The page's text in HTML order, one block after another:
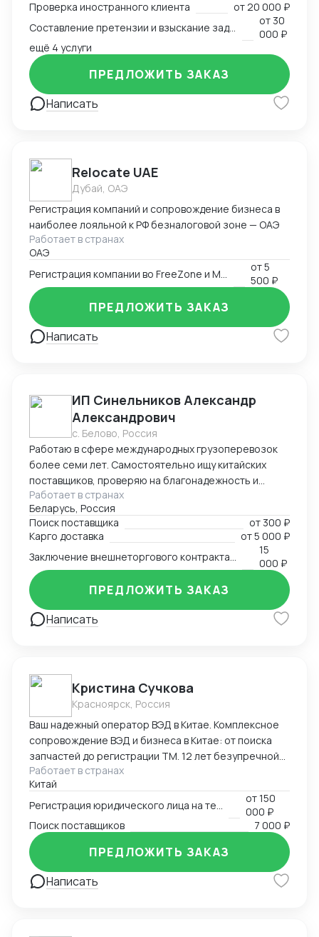
Казахстан).
Проверка иностранного клиента от20 000 ₽
от 30
000 ₽
ещё 4 услуги
Написать
ПРЕДЛОЖИТЬ ЗАКАЗ
Relocate UAE
Дубай, ОАЭ
Регистрация компаний и сопровождение бизнеса в
наиболее лояльной к РФ безналоговой зоне — ОАЭ
Работает в странах
ОАЭ
от5
500 ₽
Написать
ПРЕДЛОЖИТЬ ЗАКАЗ
ИП Синельников Александр
Александрович
с. Белово, Россия
Работаю в сфере международных грузоперевозок
более семи лет. Самостоятельно ищу китайских
поставщиков, проверяю на благонадежность и
выстраиваю долгосрочные торговые отношения.
Осуществляю полный цикл сделки с китайскими
производителями от поиска поставщика и выкупа
товаров, до поставки продукции на склад покупателя.
Берусь за сложные проекты и помогаю решить
нестандартные вопросы.
Работает в странах
Беларусь, Россия
Поиск поставщика
от 300 ₽
Карго доставка
от5 000 ₽
15
000 ₽
Написать
ПРЕДЛОЖИТЬ ЗАКАЗ
Кристина Сучкова
Красноярск, Россия
Ваш надежный оператор ВЭД в Китае. Комплексное
сопровождение ВЭД и бизнеса в Китае: от поиска
запчастей до регистрации ТМ. 12 лет безупречной
логистики. Опыт и специализация: * 12 лет в ВЭД:
Глубокое понимание китайского рынка и
юридических тонкостей. * Профильные поставки:
Экспертиза в категориях: автозапчасти,
промышленное и медицинское оборудование. Знаем
специфику сертификации и таможенной очистки
сложных грузов. Перечень услуг * Логистика и
импорт: Организация цепочек поставок любой
Работает в странах
Китай
от150
000 ₽
Поиск поставщиков
7 000 ₽
Написать
ПРЕДЛОЖИТЬ ЗАКАЗ